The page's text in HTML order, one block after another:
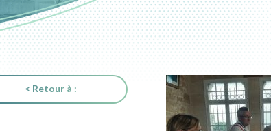
< Retour à :